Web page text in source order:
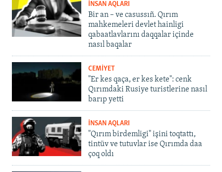
İNSAN AQLARI
Bir an – ve casussıñ. Qırım
mahkemeleri devlet hainligi
qabaatlavlarını daqqalar içinde
nasıl baqalar
CEMİYET
"Er kes qaça, er kes kete": cenk
Qırımdaki Rusiye turistlerine nasıl
barıp yetti
İNSAN AQLARI
"Qırım birdemligi" işini toqtattı,
tintüv ve tutuvlar ise Qırımda daa
çoq oldı